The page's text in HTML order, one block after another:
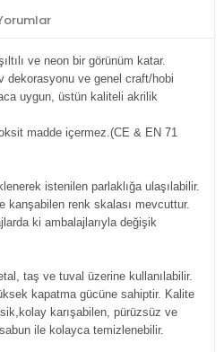
ve neon bir görünüm katar.
dekorasyonu ve genel craft/hobi
uygun, üstün kaliteli akrilik
madde içermez.(CE & EN 71
istenilen parlaklığa ulaşılabilir.
kanşabilen renk skalası mevcuttur.
ki ambalajlarıyla değişik
taş ve tuval üzerine kullanılabilir.
kapatma gücüne sahiptir. Kalite
karışabilen, pürüzsüz ve
ile kolayca temizlenebilir.